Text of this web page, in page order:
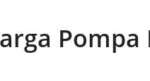
Pompa